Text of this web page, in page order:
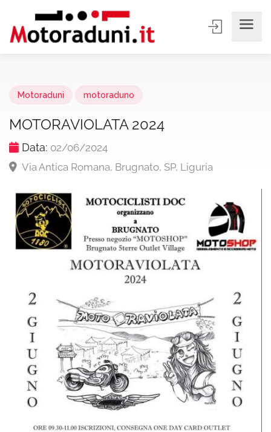
Motoraduni motoraduno
MOTORAVIOLATA 2024
Data: 02/06/2024
Via Antica Romana, Brugnato, SP, Liguria